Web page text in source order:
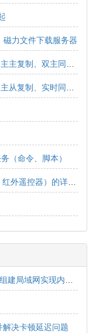
力文件下载服务器
（命令、脚本）
决卡顿延迟问题